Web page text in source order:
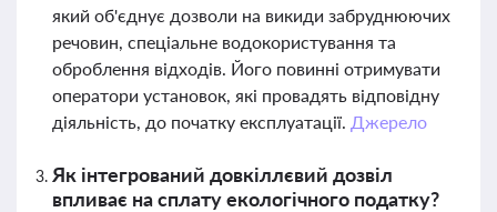
який об'єднує дозволи на викиди забруднюючих
речовин, спеціальне водокористування та
оброблення відходів. Його повинні отримувати
оператори установок, які провадять відповідну
діяльність, до початку експлуатації. Джерело
Як інтегрований довкіллєвий дозвіл
впливає на сплату екологічного податку?